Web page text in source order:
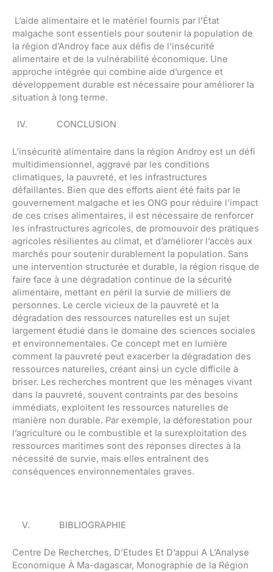
L’aide alimentaire et le matériel fournis par l’État
malgache sont essentiels pour soutenir la population de
la région d’Androy face aux défis de l’insécurité
alimentaire et de la vulnérabilité économique. Une
approche intégrée qui combine aide d’urgence et
développement durable est nécessaire pour améliorer la
situation à long terme.
IV. CONCLUSION
L’insécurité alimentaire dans la région Androy est un défi
multidimensionnel, aggravé par les conditions
climatiques, la pauvreté, et les infrastructures
défaillantes. Bien que des efforts aient été faits par le
gouvernement malgache et les ONG pour réduire l’impact
de ces crises alimentaires, il est nécessaire de renforcer
les infrastructures agricoles, de promouvoir des pratiques
agricoles résilientes au climat, et d’améliorer l’accès aux
marchés pour soutenir durablement la population. Sans
une intervention structurée et durable, la région risque de
faire face à une dégradation continue de la sécurité
alimentaire, mettant en péril la survie de milliers de
personnes. Le cercle vicieux de la pauvreté et la
dégradation des ressources naturelles est un sujet
largement étudié dans le domaine des sciences sociales
et environnementales. Ce concept met en lumière
comment la pauvreté peut exacerber la dégradation des
ressources naturelles, créant ainsi un cycle difficile à
briser. Les recherches montrent que les ménages vivant
dans la pauvreté, souvent contraints par des besoins
immédiats, exploitent les ressources naturelles de
manière non durable. Par exemple, la déforestation pour
l’agriculture ou le combustible et la surexploitation des
ressources maritimes sont des réponses directes à la
nécessité de survie, mais elles entraînent des
conséquences environnementales graves.
V. BIBLIOGRAPHIE
Centre De Recherches, D’Etudes Et D’appui A L’Analyse
Economique À Ma-dagascar, Monographie de la Région